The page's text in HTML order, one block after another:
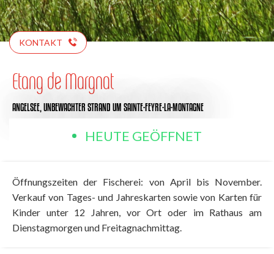
KONTAKT
Etang de Margnat
ANGELSEE, UNBEWACHTER STRAND UM SAINTE-FEYRE-LA-MONTAGNE
HEUTE GEÖFFNET
Öffnungszeiten der Fischerei: von April bis November.
Verkauf von Tages- und Jahreskarten sowie von Karten für
Kinder unter 12 Jahren, vor Ort oder im Rathaus am
Dienstagmorgen und Freitagnachmittag.